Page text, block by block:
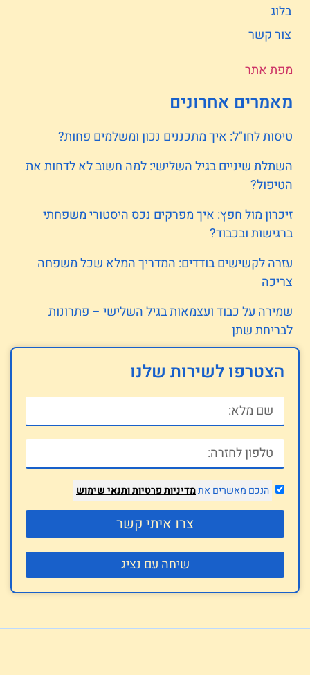
בלוג
צור קשר
מפת אתר
מאמרים אחרונים
טיסות לחו"ל: איך מתכננים נכון ומשלמים פחות?
השתלת שיניים בגיל השלישי: למה חשוב לא לדחות את
הטיפול?
זיכרון מול חפץ: איך מפרקים נכס היסטורי משפחתי
ברגישות ובכבוד?
עזרה לקשישים בודדים: המדריך המלא שכל משפחה
צריכה
שמירה על כבוד ועצמאות בגיל השלישי – פתרונות
לבריחת שתן
הצטרפו לשירות שלנו
הנכם מאשרים אתמדיניות פרטיותותנאי שימוש
צרו איתי קשר
שיחה עם נציג